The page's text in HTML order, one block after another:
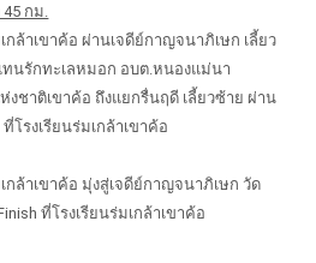
กม.
กล้าเขาค้อ ผ่านเจดีย์กาญจนาภิเษก เลี้ยว
นรักทะเลหมอก อบต.หนองแม่นา
ชาติเขาค้อ ถึงแยกรื่นฤดี เลี้ยวซ้าย ผ่าน
โรงเรียนร่มเกล้าเขาค้อ
กล้าเขาค้อ มุ่งสู่เจดีย์กาญจนาภิเษก วัด
ที่โรงเรียนร่มเกล้าเขาค้อ